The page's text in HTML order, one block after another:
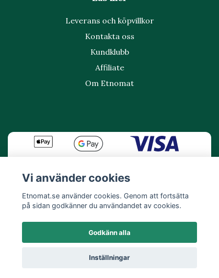
Leverans och köpvillkor
Kontakta oss
Kundklubb
Affiliate
Om Etnomat
© 2026 Etnomat
Vi använder cookies
Etnomat.se använder cookies. Genom att fortsätta
på sidan godkänner du användandet av cookies.
Godkänn alla
Inställningar